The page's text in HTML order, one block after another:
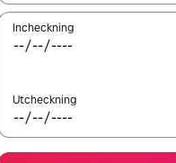
Incheckning
Utcheckning